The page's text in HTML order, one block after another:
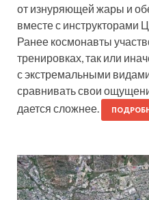
от изнуряющей жары и
вместе с инструкторами
Ранее космонавты
тренировках, так или
с экстремальными
сравнивать свои
дается сложнее.